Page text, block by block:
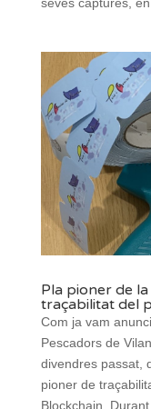
Pla pioner de
traçabilitat del
Com ja vam
Pescadors de
divendres passat,
pioner de
Blockchain.